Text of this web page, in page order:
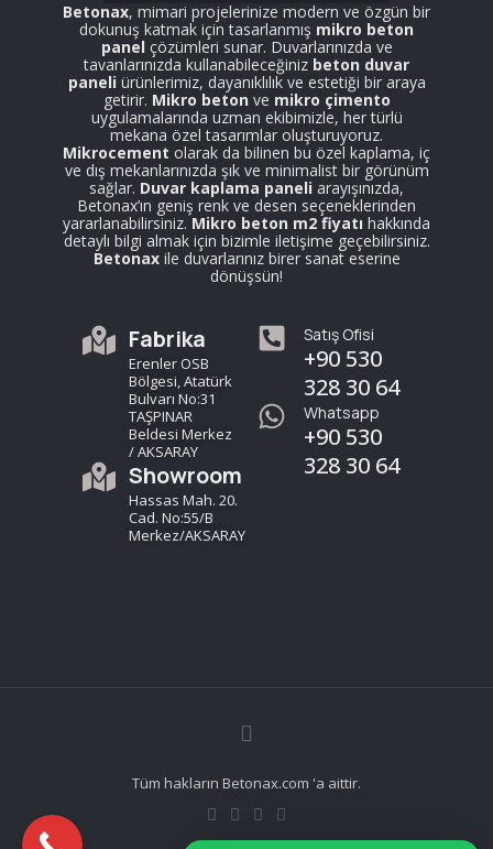
Betonax, mimari projelerinize modern ve özgün bir
dokunuş katmak için tasarlanmış mikro beton
panel çözümleri sunar. Duvarlarınızda ve
tavanlarınızda kullanabileceğiniz beton duvar
paneli ürünlerimiz, dayanıklılık ve estetiği bir araya
getirir. Mikro beton ve mikro çimento
uygulamalarında uzman ekibimizle, her türlü
mekana özel tasarımlar oluşturuyoruz.
Mikrocement olarak da bilinen bu özel kaplama, iç
ve dış mekanlarınızda şık ve minimalist bir görünüm
sağlar. Duvar kaplama paneli arayışınızda,
Betonax’ın geniş renk ve desen seçeneklerinden
yararlanabilirsiniz.Mikro beton m2 fiyatı hakkında
detaylı bilgi almak için bizimle iletişime geçebilirsiniz.
Betonaxile duvarlarınız birer sanat eserine
dönüşsün!
Fabrika
Erenler OSB
Bölgesi, Atatürk
Bulvarı No:31
TAŞPINAR
Beldesi Merkez
/ AKSARAY
Showroom
Hassas Mah. 20.
Cad. No:55/B
Merkez/AKSARAY
Satış Ofisi
+90 530
328 30 64
Whatsapp
+90 530
328 30 64
Tüm hakların Betonax.com 'a aittir.